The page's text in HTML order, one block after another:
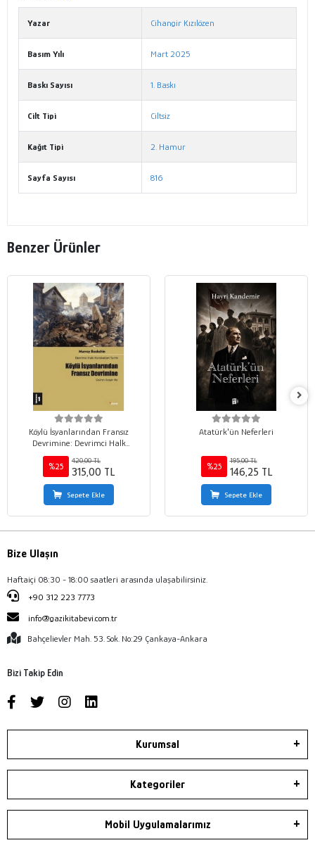
Yazar Cihangir Kızılözen
Basım Yılı Mart 2025
Baskı Sayısı 1. Baskı
Cilt Tipi Ciltsiz
Kağıt Tipi 2. Hamur
Sayfa Sayısı 816
Benzer Ürünler
Köylü İsyanlarından Fransız
Devrimine: Devrimci Halk
Hareketleri Tarihi 1
%25
420,00 TL
315,00 TL
Sepete Ekle
Atatürk'ün Neferleri
%25
195,00 TL
146,25 TL
Sepete Ekle
Bize Ulaşın
Haftaiçi 08:30 - 18:00 saatleri arasında ulaşabilirsiniz.
+90 312 223 7773
info@gazikitabevi.com.tr
Bahçelievler Mah. 53. Sok. No:29 Çankaya-Ankara
Bizi Takip Edin
Kurumsal
Kategoriler
Mobil Uygulamalarımız